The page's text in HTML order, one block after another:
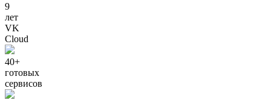
9
лет
VK
Cloud
40+
готовых
сервисов